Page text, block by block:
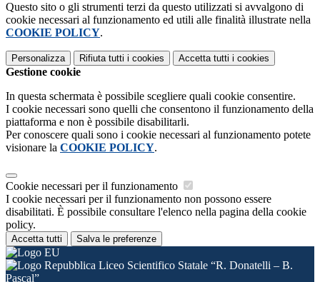
Questo sito o gli strumenti terzi da questo utilizzati si avvalgono di
cookie necessari al funzionamento ed utili alle finalità illustrate nella
COOKIE POLICY.
Personalizza Rifiuta tutti i cookies Accetta tutti i cookies
Gestione cookie
In questa schermata è possibile scegliere quali cookie consentire.
I cookie necessari sono quelli che consentono il funzionamento della
piattaforma e non è possibile disabilitarli.
Per conoscere quali sono i cookie necessari al funzionamento potete
visionare la COOKIE POLICY.
Cookie necessari per il funzionamento
I cookie necessari per il funzionamento non possono essere
disabilitati. È possibile consultare l'elenco nella pagina della cookie
policy.
Accetta tutti Salva le preferenze
Liceo Scientifico Statale “R. Donatelli – B.
Pascal”